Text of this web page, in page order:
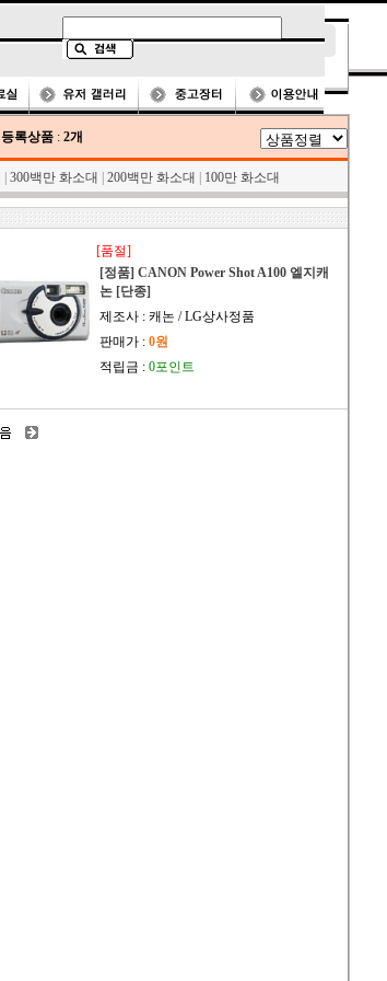
등록상품 : 2개
300백만 화소대 200백만 화소대 100만 화소대
[품절]
[정품] CANON Power Shot A100 엘지캐
논 [단종]
제조사 : 캐논 / LG상사정품
판매가 : 0원
적립금 : 0포인트